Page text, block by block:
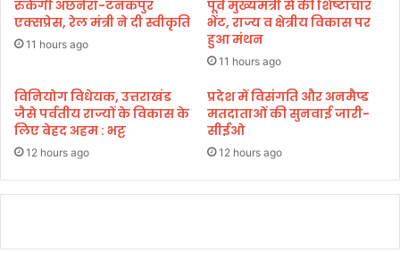
या
शु
भ
रा
स्ते
लो
का
र्प
ण
रुकेगी अछनेरा-टनकपुर
एक्सप्रेस, रेल मंत्री ने दी स्वीकृति
11 hours ago
पूर्व मुख्यमंत्री से की शिष्टाचार
भेंट, राज्य व क्षेत्रीय विकास पर
हुआ मंथन
11 hours ago
विनियोग विधेयक, उत्तराखंड
जैसे पर्वतीय राज्यों के विकास के
लिए बेहद अहम : भट्ट
12 hours ago
प्रदेश में विसंगति और अनमैप्ड
मतदाताओं की सुनवाई जारी-
सीईओ
12 hours ago